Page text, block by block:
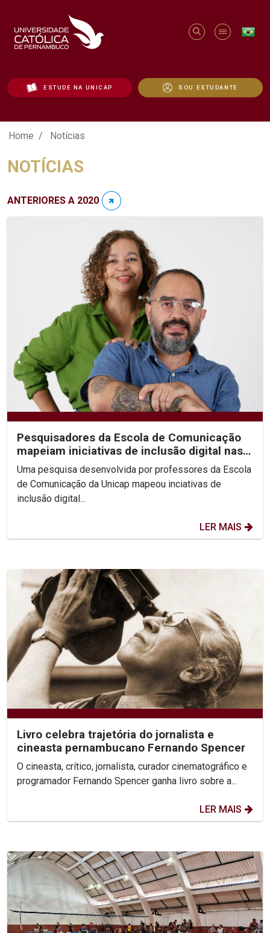
ESTUDE NA UNICAP SOU ESTUDANTE
Notícias - Unicap
Home Notícias
NOTÍCIAS
ANTERIORES A 2020
Pesquisadores da Escola de Comunicação
mapeiam iniciativas de inclusão digital nas
periferias do...
Uma pesquisa desenvolvida por professores da Escola
de Comunicação da Unicap mapeou inciativas de
inclusão digital...
LER MAIS
Livro celebra trajetória do jornalista e
cineasta pernambucano Fernando Spencer
O cineasta, crítico, jornalista, curador cinematográfico e
programador Fernando Spencer ganha livro sobre a...
LER MAIS